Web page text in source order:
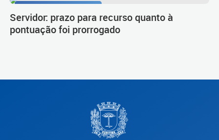
Servidor: prazo para recurso quanto à
pontuação foi prorrogado